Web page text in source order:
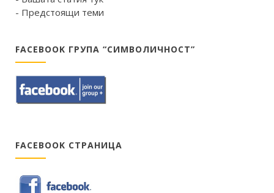
- Предстоящи теми
FACEBOOK ГРУПА “СИМВОЛИЧНОСТ”
FACEBOOK СТРАНИЦА